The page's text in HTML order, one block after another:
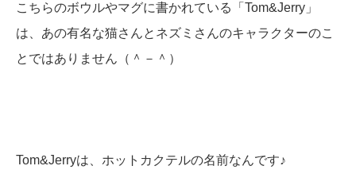
こちらのボウルやマグに書かれている「Tom&Jerry」
は、あの有名な猫さんとネズミさんのキャラクターのこ
とではありません（＾－＾）
Tom&Jerryは、ホットカクテルの名前なんです♪